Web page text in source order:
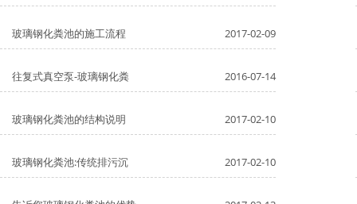
玻璃钢化粪池的施工流程 2017-02-09
往复式真空泵-玻璃钢化粪 2016-07-14
玻璃钢化粪池的结构说明 2017-02-10
玻璃钢化粪池:传统排污沉 2017-02-10